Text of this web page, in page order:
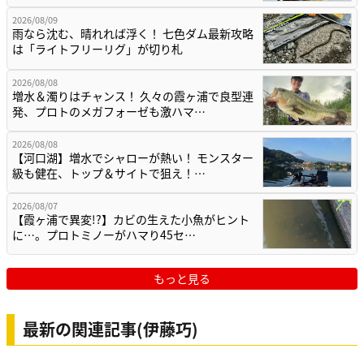
2026/08/09
雨なら沈む、晴れれば浮く！ 七色ダム最新攻略
は「ライトフリーリグ」が切り札
2026/08/08
増水＆濁りはチャンス！ 久々の霞ヶ浦で良型連
発、プロトのメガフォーゼも激ハマ…
2026/08/08
【河口湖】増水でシャローが熱い！ モンスター
級も健在、トップ＆サイトで狙え！…
2026/08/07
【霞ヶ浦で異変!?】カビの生えた小魚がヒント
に…。プロトミノーがハマり45セ…
もっと見る
最新の関連記事(伊藤巧)